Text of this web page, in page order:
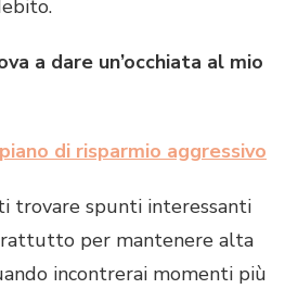
a dare un’occhiata al mio
di risparmio aggressivo
trovare spunti interessanti
per mantenere alta
incontrerai momenti più